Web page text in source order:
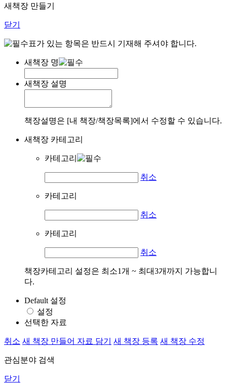
새책장 만들기
닫기
표가 있는 항목은 반드시 기재해 주셔야 합니다.
새책장 명
새책장 설명
책장설명은 [내 책장/책장목록]에서 수정할 수 있습니다.
새책장 카테고리
카테고리
취소
카테고리
취소
카테고리
취소
책장카테고리 설정은 최소1개 ~ 최대3개까지 가능합니
다.
Default 설정
설정
선택한 자료
취소 새 책장 만들어 자료 담기 새 책장 등록 새 책장 수정
관심분야 검색
닫기